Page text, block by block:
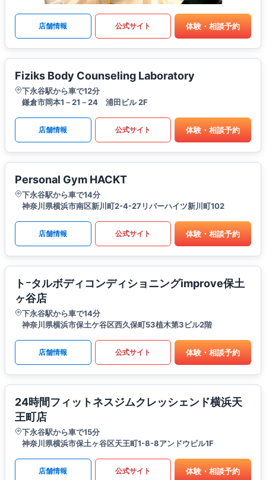
店舗情報 公式サイト 体験・相談予約
Fiziks Body Counseling Laboratory
下永谷駅から車で12分
鎌倉市岡本1－21－24 浦田ビル 2F
店舗情報 公式サイト 体験・相談予約
Personal Gym HACKT
下永谷駅から車で14分
神奈川県横浜市南区新川町2-4-27リバーハイツ新川町102
店舗情報 公式サイト 体験・相談予約
トｰタルボディコンディショニングimprove保土
ヶ谷店
下永谷駅から車で14分
神奈川県横浜市保土ケ谷区西久保町53植木第3ビル2階
店舗情報 公式サイト 体験・相談予約
24時間フィットネスジムクレッシェンド横浜天
王町店
下永谷駅から車で15分
神奈川県横浜市保土ヶ谷区天王町1-8-8アンドウビル1F
店舗情報 公式サイト 体験・相談予約